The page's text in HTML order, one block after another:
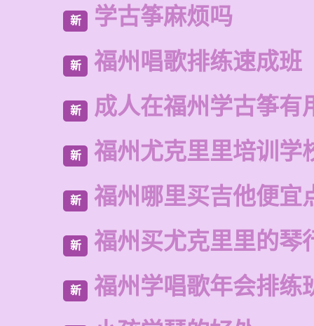
新 学古筝麻烦吗
新 福州唱歌排练速成班
新 成人在福州学古筝有
新 福州尤克里里培训学
新 福州哪里买吉他便宜
新 福州买尤克里里的琴
新 福州学唱歌年会排练